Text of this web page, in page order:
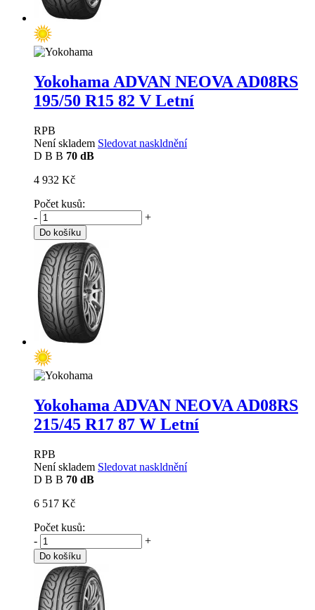
Yokohama ADVAN NEOVA AD08RS
195/50 R15 82 V Letní
RPB
Není skladem Sledovat naskldnění
D B B 70 dB
4 932 Kč
Počet kusů:
-
+
Do košíku
Yokohama ADVAN NEOVA AD08RS
215/45 R17 87 W Letní
RPB
Není skladem Sledovat naskldnění
D B B 70 dB
6 517 Kč
Počet kusů:
-
+
Do košíku